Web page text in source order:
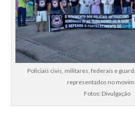
Policiais civis, militares, federais e
representados no
Fotos: Divulgação